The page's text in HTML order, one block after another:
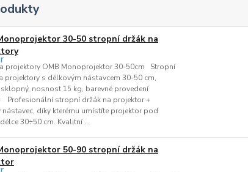
30-50 stropní držák na
projektory OMB Monoprojektor 30-50cm Stropní
projektory s délkovým nástavcem 30-50 cm,
nosnost 15 kg, barevné provedení
Profesionální stropní držák na projektor +
nástavec, díky kterému umístíte projektor pod
30÷50 cm. Kvalitní ...
50-90 stropní držák na